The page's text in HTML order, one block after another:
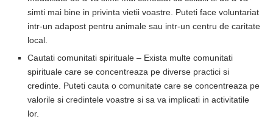
simti mai bine in privinta vietii voastre. Puteti face voluntariat
intr-un adapost pentru animale sau intr-un centru de caritate
local.
Cautati comunitati spirituale – Exista multe comunitati
spirituale care se concentreaza pe diverse practici si
credinte. Puteti cauta o comunitate care se concentreaza pe
valorile si credintele voastre si sa va implicati in activitatile
lor.